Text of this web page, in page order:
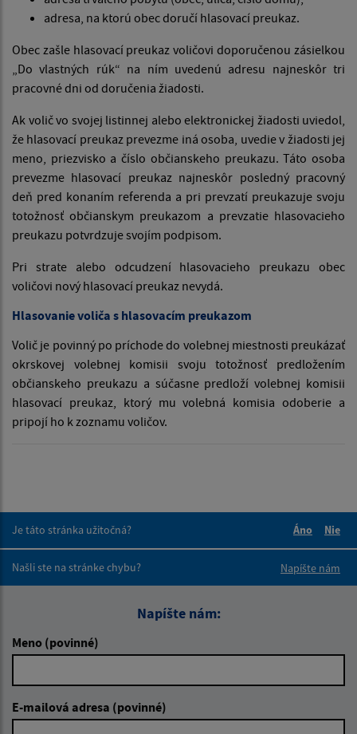
adresa, na ktorú obec doručí hlasovací preukaz.
Obec zašle hlasovací preukaz voličovi doporučenou zásielkou
„Do vlastných rúk“ na ním uvedenú adresu najneskôr tri
pracovné dni od doručenia žiadosti.
Ak volič vo svojej listinnej alebo elektronickej žiadosti uviedol,
že hlasovací preukaz prevezme iná osoba, uvedie v žiadosti jej
meno, priezvisko a číslo občianskeho preukazu. Táto osoba
prevezme hlasovací preukaz najneskôr posledný pracovný
deň pred konaním referenda a pri prevzatí preukazuje svoju
totožnosť občianskym preukazom a prevzatie hlasovacieho
preukazu potvrdzuje svojím podpisom.
Pri strate alebo odcudzení hlasovacieho preukazu obec
voličovi nový hlasovací preukaz nevydá.
Hlasovanie voliča s hlasovacím preukazom
Volič je povinný po príchode do volebnej miestnosti preukázať
okrskovej volebnej komisii svoju totožnosť predložením
občianskeho preukazu a súčasne predloží volebnej komisii
hlasovací preukaz, ktorý mu volebná komisia odoberie a
pripojí ho k zoznamu voličov.
Je táto stránka užitočná?
Áno
Nie
Našli ste na stránke chybu?
Napíšte nám
Napíšte nám:
Meno (povinné)
E-mailová adresa (povinné)